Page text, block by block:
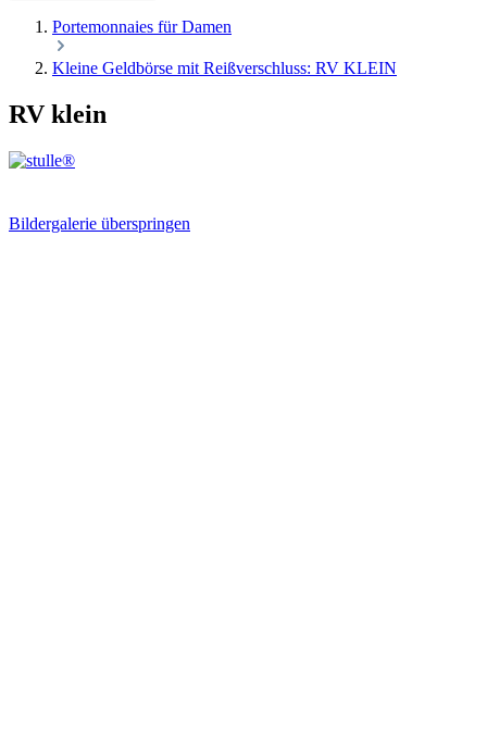
Portemonnaies für Damen
Kleine Geldbörse mit Reißverschluss: RV KLEIN
RV klein
Bildergalerie überspringen